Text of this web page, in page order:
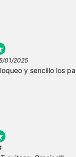
01/2025
y sencillo los